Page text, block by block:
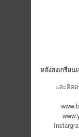
หลังสงเกรียน
และติด